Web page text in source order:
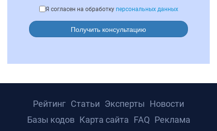
Я согласен на обработку персональных данных
Получить консультацию
Рейтинг Статьи Эксперты Новости
Базы кодов Карта сайта FAQ Реклама